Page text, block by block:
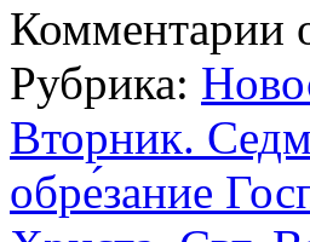
Комментарии
с
Рубрика:
Вторник.
обре́зание